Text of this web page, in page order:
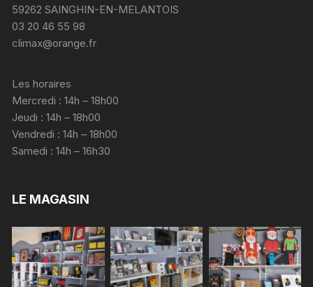
59262 SAINGHIN-EN-MELANTOIS
03 20 46 55 98
climax@orange.fr
Les horaires
Mercredi : 14h – 18h00
Jeudi : 14h – 18h00
Vendredi : 14h – 18h00
Samedi : 14h – 16h30
LE MAGASIN